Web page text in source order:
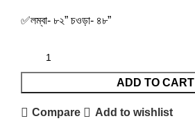
✅লম্বা- ৮২” চওড়া- ৪৮”
ADD TO CART
Compare Add to wishlist